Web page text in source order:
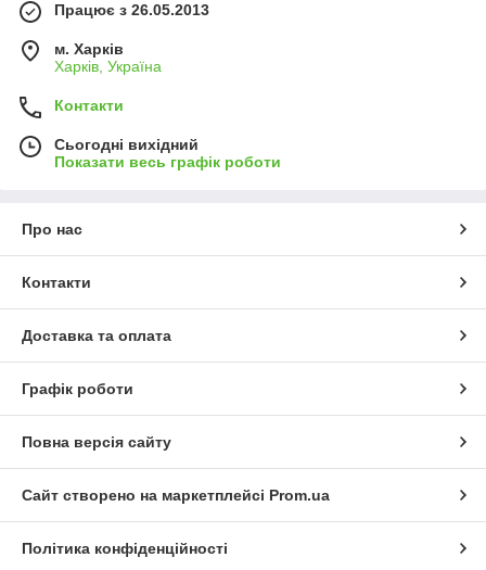
Працює з 26.05.2013
м. Харків
Харків, Україна
Контакти
Сьогодні вихідний
Показати весь графік роботи
Про нас
Контакти
Доставка та оплата
Графік роботи
Повна версія сайту
Сайт створено на маркетплейсі Prom.ua
Політика конфіденційності